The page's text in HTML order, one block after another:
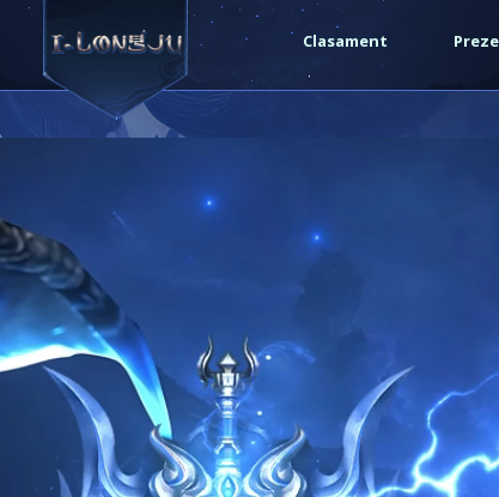
www/vhosts/i-longju.com/httpdocs/include/
Clasament